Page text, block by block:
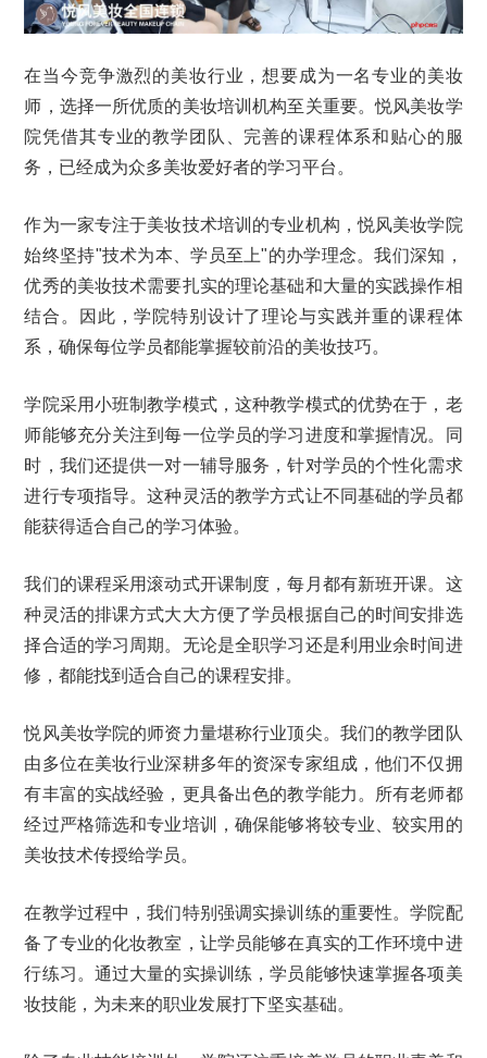
在当今竞争激烈的美妆行业，想要成为一名专业的美妆
师，选择一所优质的美妆培训机构至关重要。悦风美妆学
院凭借其专业的教学团队、完善的课程体系和贴心的服
务，已经成为众多美妆爱好者的学习平台。
作为一家专注于美妆技术培训的专业机构，悦风美妆学院
始终坚持"技术为本、学员至上"的办学理念。我们深知，
优秀的美妆技术需要扎实的理论基础和大量的实践操作相
结合。因此，学院特别设计了理论与实践并重的课程体
系，确保每位学员都能掌握较前沿的美妆技巧。
学院采用小班制教学模式，这种教学模式的优势在于，老
师能够充分关注到每一位学员的学习进度和掌握情况。同
时，我们还提供一对一辅导服务，针对学员的个性化需求
进行专项指导。这种灵活的教学方式让不同基础的学员都
能获得适合自己的学习体验。
我们的课程采用滚动式开课制度，每月都有新班开课。这
种灵活的排课方式大大方便了学员根据自己的时间安排选
择合适的学习周期。无论是全职学习还是利用业余时间进
修，都能找到适合自己的课程安排。
悦风美妆学院的师资力量堪称行业顶尖。我们的教学团队
由多位在美妆行业深耕多年的资深专家组成，他们不仅拥
有丰富的实战经验，更具备出色的教学能力。所有老师都
经过严格筛选和专业培训，确保能够将较专业、较实用的
美妆技术传授给学员。
在教学过程中，我们特别强调实操训练的重要性。学院配
备了专业的化妆教室，让学员能够在真实的工作环境中进
行练习。通过大量的实操训练，学员能够快速掌握各项美
妆技能，为未来的职业发展打下坚实基础。